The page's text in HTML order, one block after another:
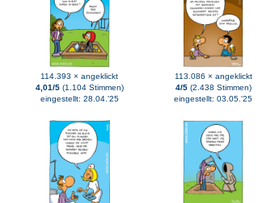
114.393 × angeklickt
4,01/5(1.104 Stimmen)
eingestellt: 28.04.'25
113.086 × angeklickt
4/5(2.438 Stimmen)
eingestellt: 03.05.'25